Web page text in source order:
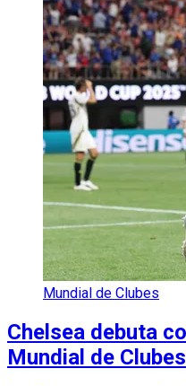
Mundial de Clubes
Chelsea debuta
Mundial de Clubes